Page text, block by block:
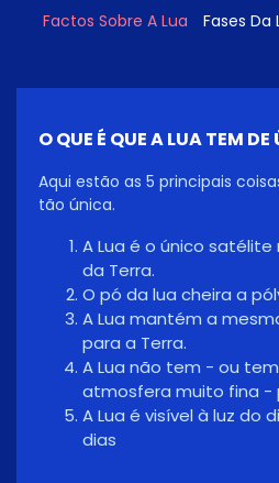
Factos Sobre A Lua Fases Da
O QUE É QUE A LUA TEM
Aqui estão as 5 principais
tão única.
A Lua é o único
da Terra.
O pó da lua cheira a
A Lua mantém a
para a Terra.
A Lua não tem - ou
atmosfera muito fina -
A Lua é visível à luz do
dias